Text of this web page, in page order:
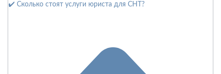
✔️ Сколько стоят услуги юриста для СНТ?